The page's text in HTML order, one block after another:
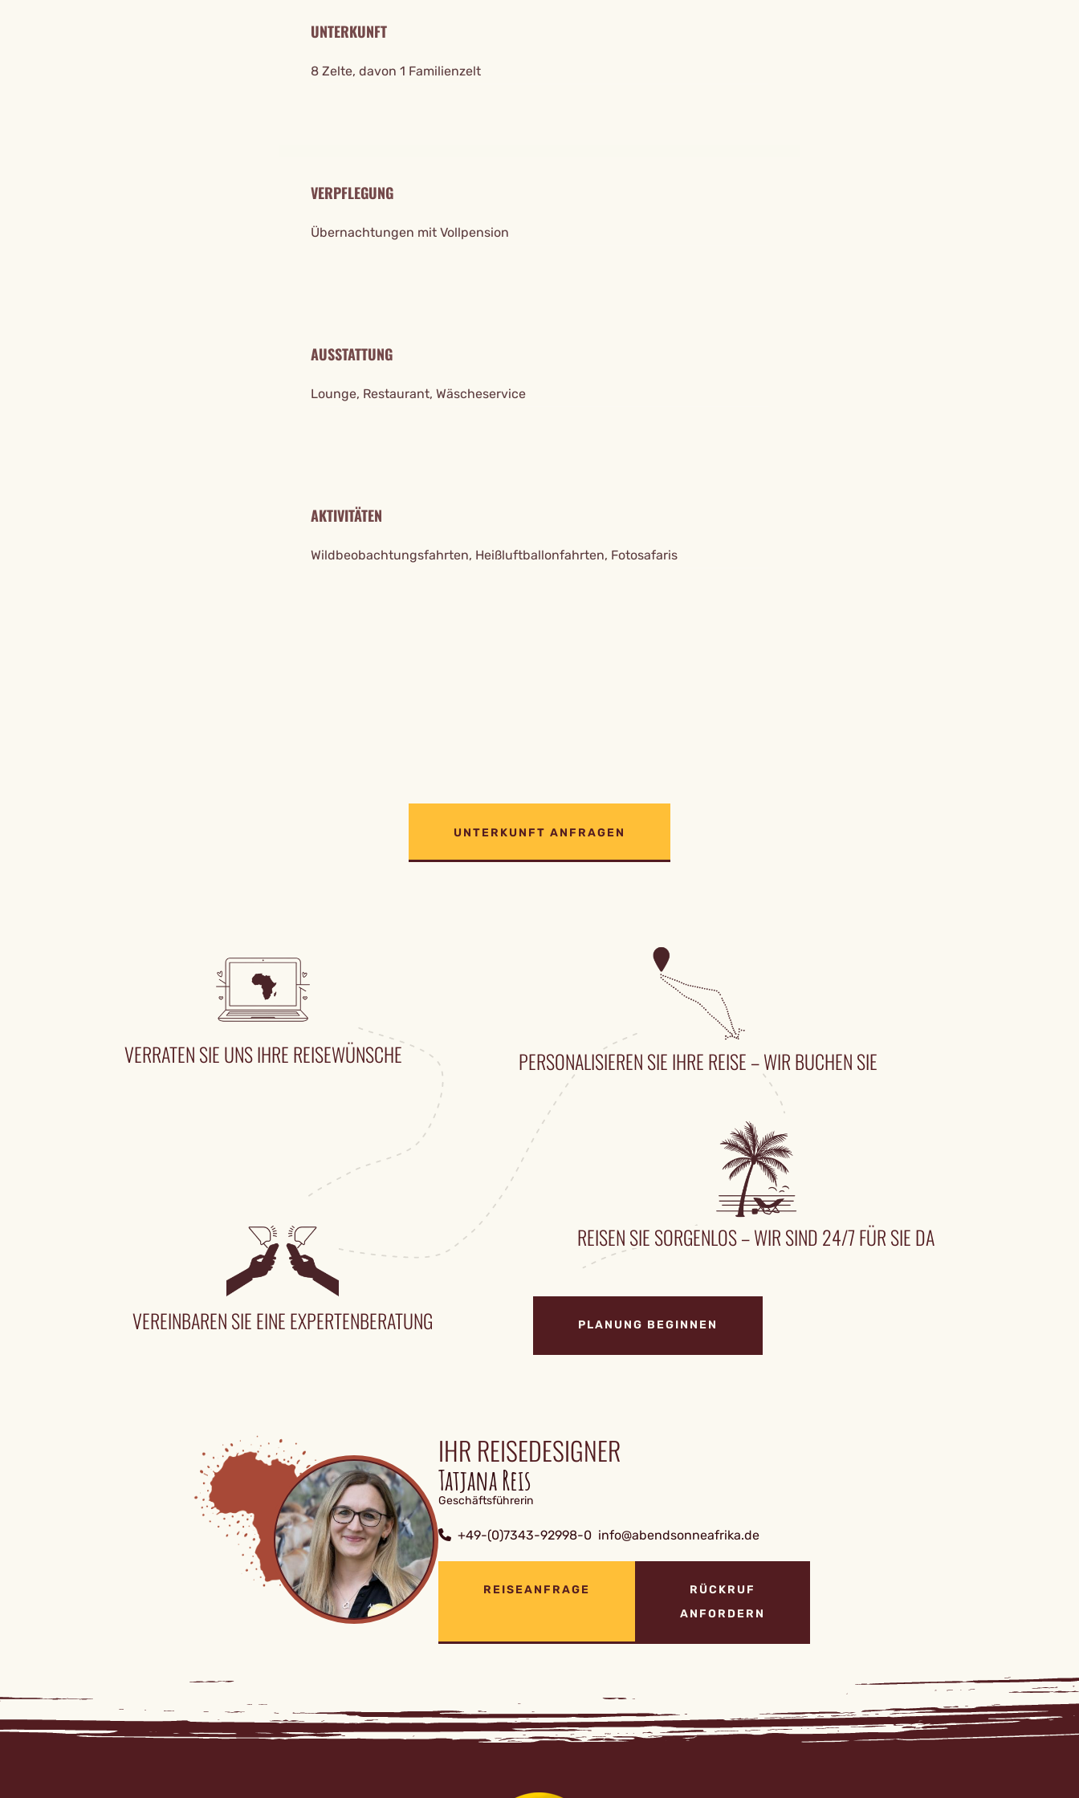
UNTERKUNFT
8 Zelte, davon 1 Familienzelt
VERPFLEGUNG
Übernachtungen mit Vollpension
AUSSTATTUNG
Lounge, Restaurant, Wäscheservice
AKTIVITÄTEN
Wildbeobachtungsfahrten, Heißluftballonfahrten, Fotosafaris
UNTERKUNFT ANFRAGEN
VERRATEN SIE UNS IHRE REISEWÜNSCHE
VEREINBAREN SIE EINE EXPERTENBERATUNG
PERSONALISIEREN SIE IHRE REISE – WIR BUCHEN SIE
REISEN SIE SORGENLOS – WIR SIND 24/7 FÜR SIE DA
PLANUNG BEGINNEN
IHR REISEDESIGNER
Tatjana Reis
Geschäftsführerin
+49-(0)7343-92998-0 info@abendsonneafrika.de
REISEANFRAGE
RÜCKRUF
ANFORDERN